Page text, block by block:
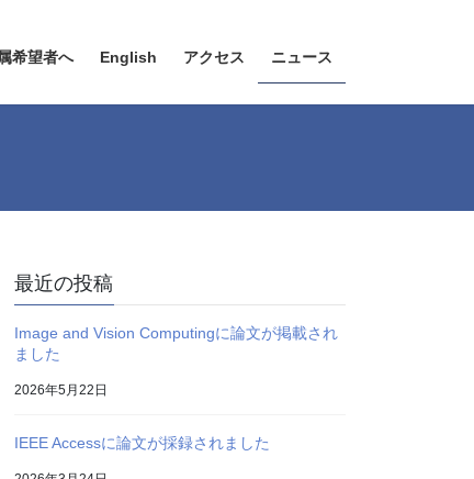
希望者へ English アクセス ニュース
最近の投稿
Image and Vision Computingに論文が掲載され
ました
2026年5月22日
IEEE Accessに論文が採録されました